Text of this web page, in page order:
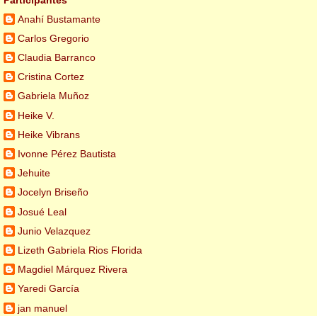
Anahí Bustamante
Carlos Gregorio
Claudia Barranco
Cristina Cortez
Gabriela Muñoz
Heike V.
Heike Vibrans
Ivonne Pérez Bautista
Jehuite
Jocelyn Briseño
Josué Leal
Junio Velazquez
Lizeth Gabriela Rios Florida
Magdiel Márquez Rivera
Yaredi García
jan manuel